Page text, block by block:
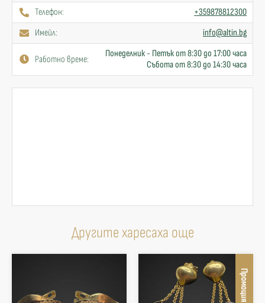
Телефон:
+359878812300
Имейл:
info@altin.bg
Работно време:
Понеделник - Петък от 8:30 до 17:00 часа
Събота от 8:30 до 14:30 часа
Другите харесаха още
Промоция